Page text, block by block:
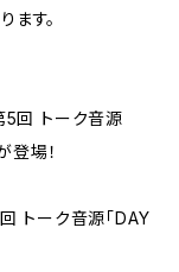
す。
5回 トーク音源
登場！
トーク音源「DAY